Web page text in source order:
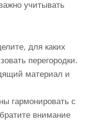
учитывать
для каких
перегородки.
материал и
гармонировать с
внимание